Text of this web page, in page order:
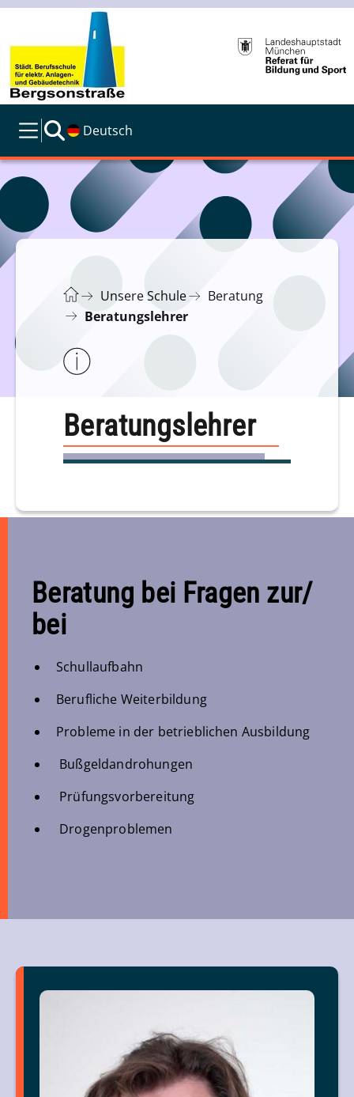
Deutsch
Unsere Schule
Beratung
Beratungslehrer
Beratungslehrer
Beratung bei Fragen zur/
bei
Schullaufbahn
Berufliche Weiterbildung
Probleme in der betrieblichen Ausbildung
Bußgeldandrohungen
Prüfungsvorbereitung
Drogenproblemen